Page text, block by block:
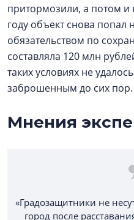
притормозили, а потом и
году объект снова попал
обязательством по
составляла 120 млн
таких условиях не
заброшенным до сих пор.
Мнения
«Градозащитники не
город после